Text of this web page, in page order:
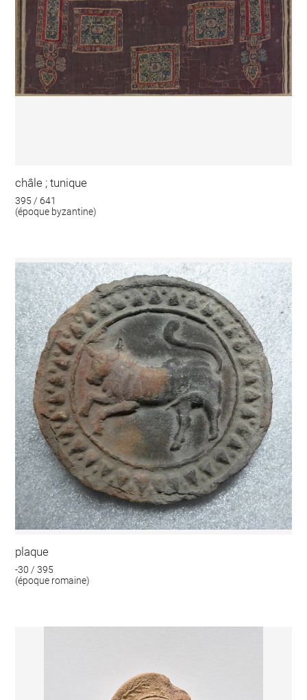
châle ; tunique
395 / 641
(époque byzantine)
plaque
-30 / 395
(époque romaine)